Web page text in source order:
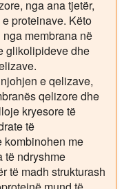
nga ana tjetër,
proteinave. Këto
membrana në
glikolipideve dhe
e qelizave,
qelizore dhe
kryesore të
të
kombinohen me
të ndryshme
të madh strukturash